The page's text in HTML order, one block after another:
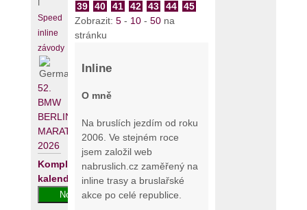
Speed
inline
závody
52.
BMW
BERLIN-
MARATHON
2026
Kompletní
kalendář
39
40 41 42 43 44
45
Zobrazit: 5- 10- 50na
stránku
Inline
O mně
Na bruslích jezdím od roku
2006. Ve stejném roce
jsem založil web
nabruslich.cz zaměřený na
inline trasy a bruslařské
akce po celé republice.